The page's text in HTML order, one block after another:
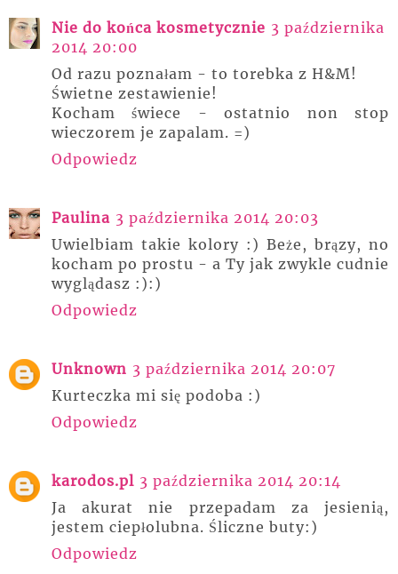
Nie do końca kosmetycznie 3 października
2014 20:00
Od razu poznałam - to torebka z H&M!
Świetne zestawienie!
Kocham świece - ostatnio non stop
wieczorem je zapalam. =)
Odpowiedz
Paulina 3 października 2014 20:03
Uwielbiam takie kolory :) Beże, brązy, no
kocham po prostu - a Ty jak zwykle cudnie
wyglądasz :):)
Odpowiedz
Unknown 3 października 2014 20:07
Kurteczka mi się podoba :)
Odpowiedz
karodos.pl 3 października 2014 20:14
Ja akurat nie przepadam za jesienią,
jestem ciepłolubna. Śliczne buty:)
Odpowiedz